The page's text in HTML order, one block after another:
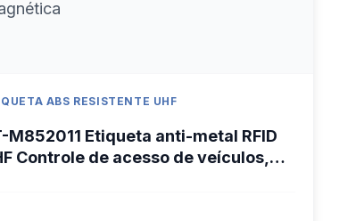
ABS RESISTENTE UHF
M852011 Etiqueta anti-metal RFID
Controle de acesso de veículos,